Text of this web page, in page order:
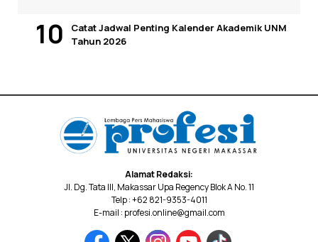
Catat Jadwal Penting Kalender Akademik UNM
Tahun 2026
Alamat Redaksi:
Jl. Dg. Tata III, Makassar Upa Regency Blok A No. 11
Telp : +62 821-9353-4011
E-mail : profesi.online@gmail.com